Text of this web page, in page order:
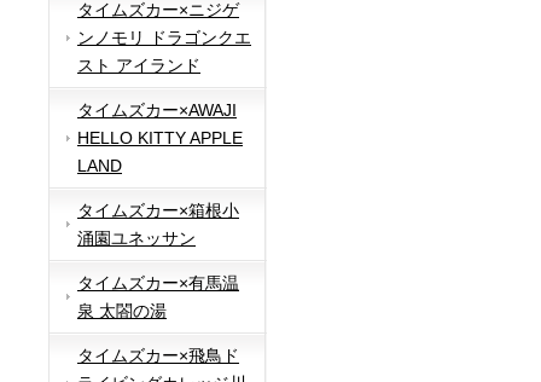
タイムズカー×ニジゲ
ンノモリ ドラゴンクエ
スト アイランド
タイムズカー×AWAJI
HELLO KITTY APPLE
LAND
タイムズカー×箱根小
涌園ユネッサン
タイムズカー×有馬温
泉 太閤の湯
タイムズカー×飛鳥ド